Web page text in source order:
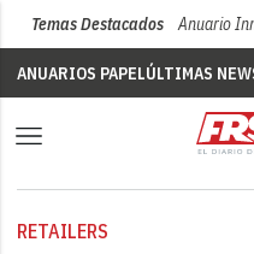
Temas Destacados Anuario
ANUARIOS PAPELÚLTIMAS
RETAILERS